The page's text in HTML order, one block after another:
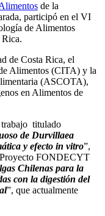
de la
participó en el VI
de Alimentos
Rica.
de Costa Rica, el
Alimentos (CITA) y la
(ASCOTA),
en Alimentos de
trabajo titulado
de Durvillaea
y efecto in vitro”,
Proyecto FONDECYT
Chilenas para la
con la digestión del
”, que actualmente